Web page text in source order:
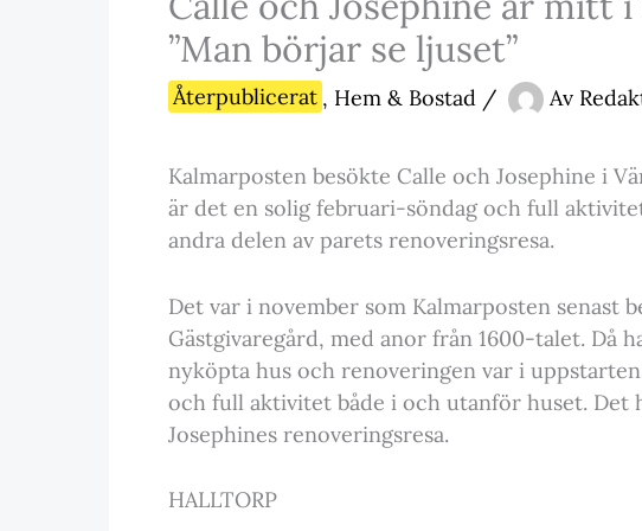
”Man börjar se ljuset”
Återpublicerat , Hem & Bostad / Av
Kalmarposten besökte Calle och Josephine i
är det en solig februari-söndag och full
andra delen av parets renoveringsresa.
Det var i november som Kalmarposten senast
Gästgivaregård, med anor från 1600-talet. Då
nyköpta hus och renoveringen var i
och full aktivitet både i och utanför huset. Det
Josephines renoveringsresa.
HALLTORP